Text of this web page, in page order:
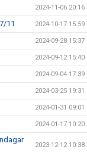
2024-11-06 20:16
11 2024-10-17 15:59
2024-09-28 15:37
2024-09-12 15:40
2024-09-04 17:39
2024-03-25 19:31
2024-01-31 09:01
2024-01-17 10:20
2023-12-12 10:38